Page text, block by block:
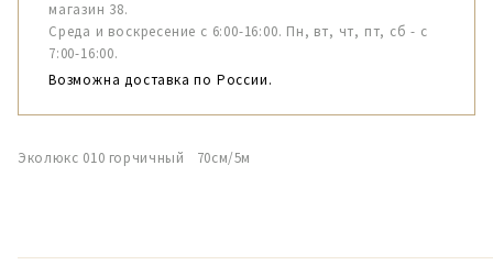
магазин 38.
Среда и воскресение с 6:00-16:00. Пн, вт, чт, пт, сб - с
7:00-16:00.
Возможна доставка по России.
Эколюкс 010 горчичный 70см/5м